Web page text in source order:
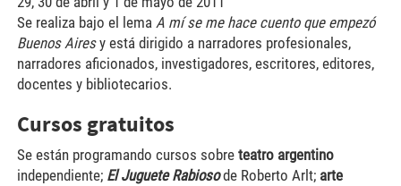
Se realiza bajo el lema A mí se me hace cuento que empezó
Buenos Airesy está dirigido a narradores profesionales,
narradores aficionados, investigadores, escritores, editores,
docentes y bibliotecarios.
Cursos gratuitos
Se están programando cursos sobre teatro argentino
independiente; El Juguete Rabiosode Roberto Arlt; arte